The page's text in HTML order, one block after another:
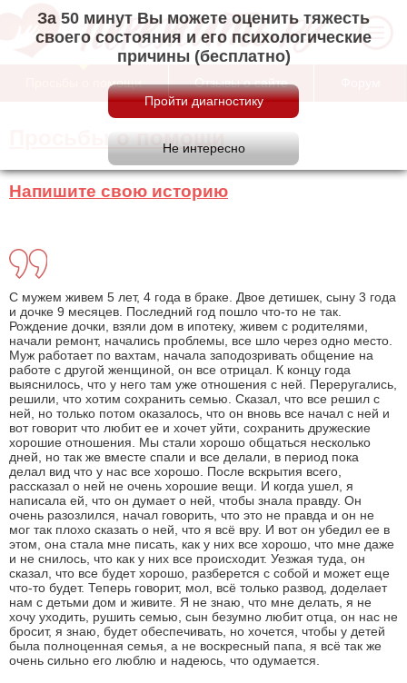
За 50 минут Вы можете оценить тяжесть
своего состояния и его психологические
причины (бесплатно)
Просьбы о помощи Отзывы о сайте
Просьбы о помощи
Напишите свою историю
С мужем живем 5 лет, 4 года в браке. Двое детишек, сыну 3 года
и дочке 9 месяцев. Последний год пошло что-то не так.
Рождение дочки, взяли дом в ипотеку, живем с родителями,
начали ремонт, начались проблемы, все шло через одно место.
Муж работает по вахтам, начала заподозривать общение на
работе с другой женщиной, он все отрицал. К концу года
выяснилось, что у него там уже отношения с ней. Переругались,
решили, что хотим сохранить семью. Сказал, что все решил с
ней, но только потом оказалось, что он вновь все начал с ней и
вот говорит что любит ее и хочет уйти, сохранить дружеские
хорошие отношения. Мы стали хорошо общаться несколько
дней, но так же вместе спали и все делали, в период пока
делал вид что у нас все хорошо. После вскрытия всего,
рассказал о ней не очень хорошие вещи. И когда ушел, я
написала ей, что он думает о ней, чтобы знала правду. Он
очень разозлился, начал говорить, что это не правда и он не
мог так плохо сказать о ней, что я всё вру. И вот он убедил ее в
этом, она стала мне писать, как у них все хорошо, что мне даже
и не снилось, что как у них все происходит. Уезжая туда, он
сказал, что все будет хорошо, разберется с собой и может еще
что-то будет. Теперь говорит, мол, всё только развод, доделает
нам с детьми дом и живите. Я не знаю, что мне делать, я не
хочу уходить, рушить семью, сын безумно любит отца, он нас не
бросит, я знаю, будет обеспечивать, но хочется, чтобы у детей
была полноценная семья, а не воскресный папа, я всё так же
очень сильно его люблю и надеюсь, что одумается.